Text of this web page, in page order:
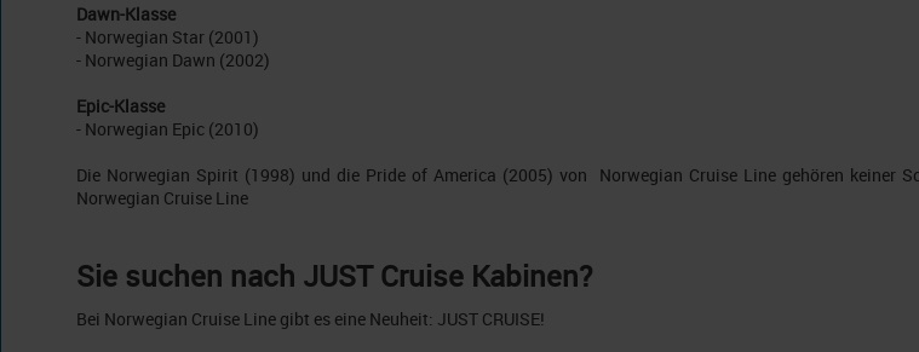
Dawn-Klasse
- Norwegian Star (2001)
- Norwegian Dawn (2002)
Epic-Klasse
- Norwegian Epic (2010)
Die Norwegian Spirit (1998) und die Pride of America (2005) von Norwegian Cruise Line gehören keiner
Norwegian Cruise Line
Sie suchen nach JUST Cruise Kabinen?
Bei Norwegian Cruise Line gibt es eine Neuheit: JUST CRUISE!